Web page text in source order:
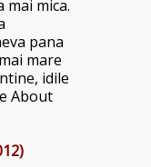
mai mica.
pana
mare
idile
About